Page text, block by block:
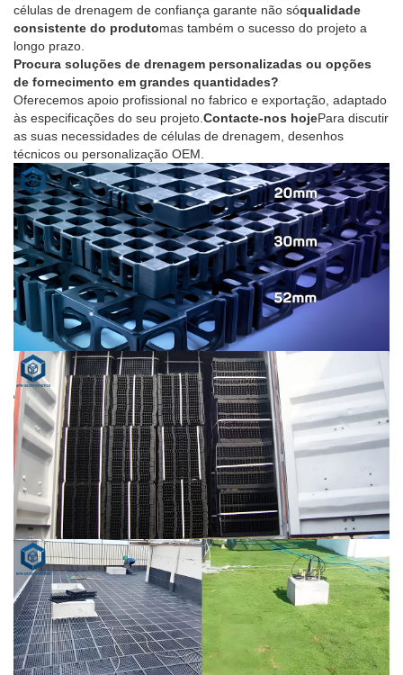
células de drenagem de confiança garante não sóqualidade
consistente do produtomas também o sucesso do projeto a
longo prazo.
Procura soluções de drenagem personalizadas ou opções
de fornecimento em grandes quantidades?
Oferecemos apoio profissional no fabrico e exportação, adaptado
às especificações do seu projeto. Contacte-nos hojePara discutir
as suas necessidades de células de drenagem, desenhos
técnicos ou personalização OEM.